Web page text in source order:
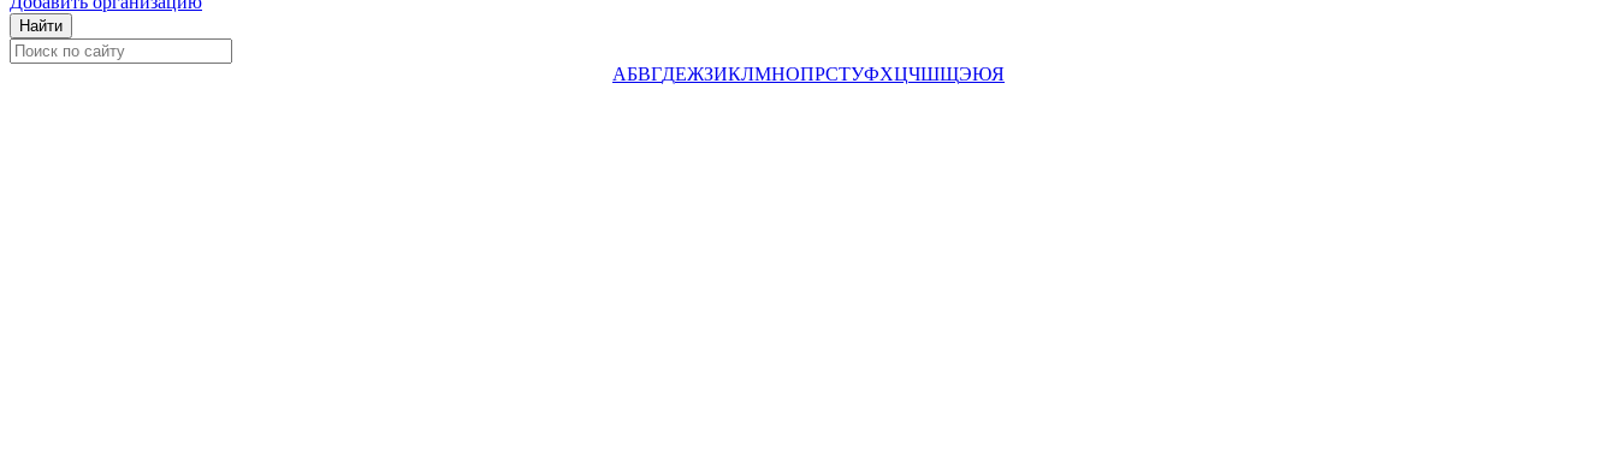
АБВГДЕЖЗИКЛМНОПРСТУФХЦЧШЩЭЮЯ